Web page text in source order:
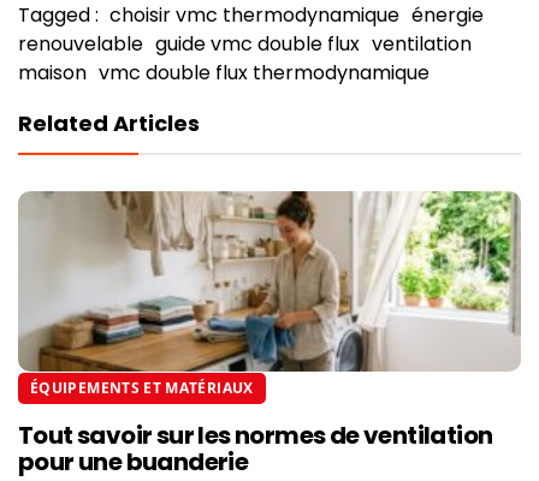
Tagged : choisir vmc thermodynamique énergie
renouvelable guide vmc double flux ventilation
maison vmc double flux thermodynamique
Related Articles
ÉQUIPEMENTS ET MATÉRIAUX
Tout savoir sur les normes de ventilation
pour une buanderie